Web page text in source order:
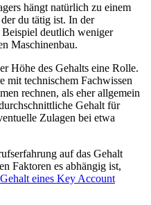
hängt natürlich zu einem
du tätig ist. In der
deutlich weniger
Maschinenbau.
Höhe des Gehalts eine Rolle.
mit technischem Fachwissen
rechnen, als eher allgemein
Gehalt für
Zulagen bei etwa
auf das Gehalt
Faktoren es abhängig ist,
Gehalt eines Key Account